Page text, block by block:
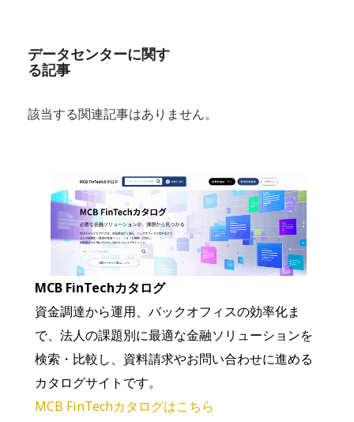
データセンターに関す
る記事
該当する関連記事はありません。
MCB FinTechカタログ
資金調達から運用、バックオフィスの効率化ま
で、法人の課題別に最適な金融ソリューションを
検索・比較し、資料請求やお問い合わせに進める
カタログサイトです。
MCB FinTechカタログはこちら